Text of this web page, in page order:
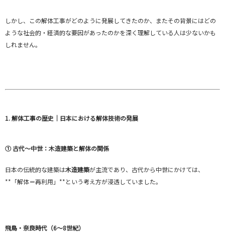
しかし、この解体工事がどのように発展してきたのか、またその背景にはどの
ような社会的・経済的な要因があったのかを深く理解している人は少ないかも
しれません。
1. 解体工事の歴史｜日本における解体技術の発展
① 古代〜中世：木造建築と解体の関係
日本の伝統的な建築は木造建築が主流であり、古代から中世にかけては、
**「解体＝再利用」**という考え方が浸透していました。
飛鳥・奈良時代（6〜8世紀）